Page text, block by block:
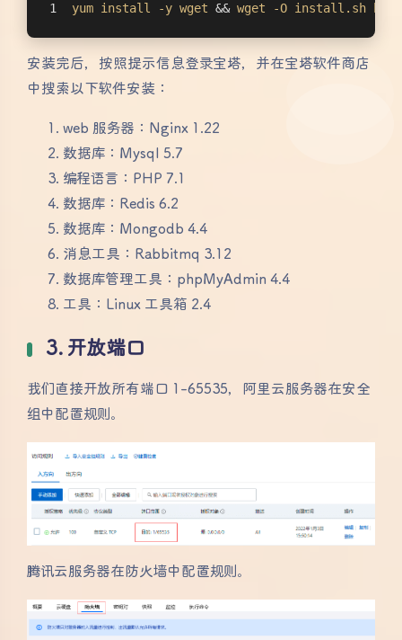
yum install -y wget && wget -O install .sh
安装完后，按照提示信息登录宝塔，并在宝塔软件商店
中搜索以下软件安装：
web 服务器：Nginx 1.22
数据库：Mysql 5.7
编程语言：PHP 7.1
数据库：Redis 6.2
数据库：Mongodb 4.4
消息工具：Rabbitmq 3.12
数据库管理工具：phpMyAdmin 4.4
工具：Linux 工具箱 2.4
3. 开放端口
我们直接开放所有端口 1-65535，阿里云服务器在安全
组中配置规则。
腾讯云服务器在防火墙中配置规则。